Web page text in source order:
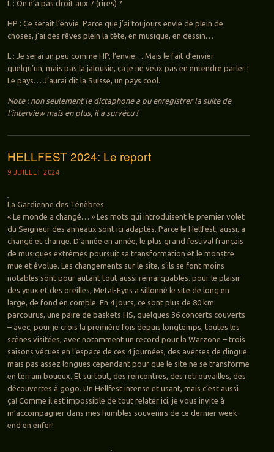
L : On n’a pas droit aux 7 (rires) ?
HP : Ce serait l’envie. Parce que j’ai toujours envie de plein de
choses, j’ai des rêves plein la tête, en musique, en dessin…
L : Je serai un peu comme HP, l’envie… Mais le fait d’envier
quelqu’un, mais pas la jalousie, ça je ne veux pas en entendre parler !
Le pays… J’aurai dit la Suisse, un pays cool.
Note : non seulement le dictaphone a pu enregistrer la suite de
l’interview mais en plus, il a survécu !
HELLFEST 2024: Le report
9 JUILLET 2024
La Gardienne des Ténèbres
« Le monde a changé… » Les mots qui introduisent le premier volet
du Seigneur des anneaux sont ici adaptés. Parce le Hellfest, aussi, a
changé et change. D’année en année, le plus grand festival français
de musiques extrêmes poursuit sa transformation et le monstre
mue et évolue. Les changements sur le site, s’ils se font moins
notables sont pour autant tout aussi remarquables. pour le plaisir
des yeux et des oreilles, Metal-Eyes a sillonné le site de long en
large, de fond en comble. En 4 jours, ce sont plus de 80 km
parcourus, une paire de baskets HS, quelques 36 concerts couverts
– avec, pour je crois la première fois depuis longtemps, toutes les
scènes visitées, avec notamment un record pour la Warzone – trois
saisons vécues en l’espace de ces 4 journées, des averses de dingue
mais pas assez longues cependant pour que le site ne se transforme
en terrain boueux. Et surtout, des rencontres, des retrouvailles, des
découvertes à gogo. Un Hellfest intense et usant, mais c’est aussi
ça! Comme il est impossible de tout relater ici, je vous invite à
m’accompagner dans mes humbles souvenirs de ce dernier week-
end en enfer!